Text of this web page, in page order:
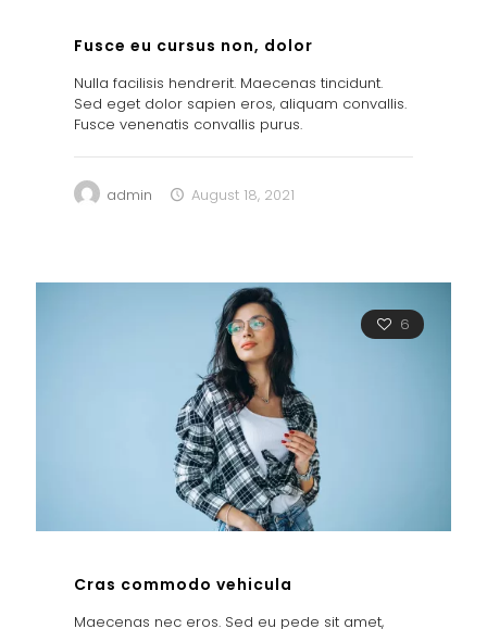
Fusce eu cursus non, dolor
Nulla facilisis hendrerit. Maecenas tincidunt.
Sed eget dolor sapien eros, aliquam convallis.
Fusce venenatis convallis purus.
admin August 18, 2021
6
Cras commodo vehicula
Maecenas nec eros. Sed eu pede sit amet,